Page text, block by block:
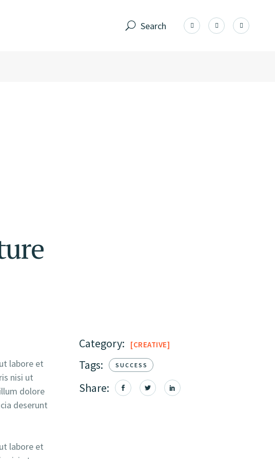
Search
labore et
nisi ut
dolore
deserunt
labore et
Category: CREATIVE
Tags: SUCCESS
Share: